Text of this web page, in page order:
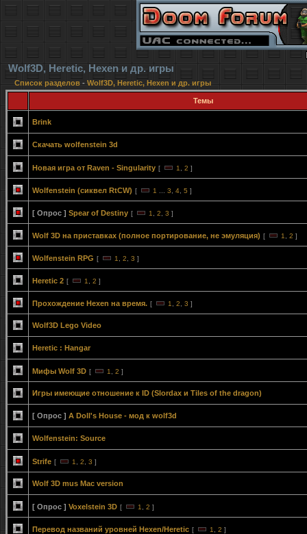
Wolf3D, Heretic, Hexen и др. игры
Список разделов - Wolf3D, Heretic, Hexen и др. игры
Темы
Brink
Скачать wolfenstein 3d
Новая игра от Raven - Singularity [ 1 2 ]
Wolfenstein (сиквел RtCW) [ 1 3 4 5 ]
[ Опрос ] Spear of Destiny [ 1 2 3 ]
Wolf 3D на приставках (полное портирование, не эмуляция) [ 1 2 ]
Wolfenstein RPG [ 1 2 3 ]
Heretic 2 [ 1 2 ]
Прохождение Hexen на время. [ 1 2 3 ]
Wolf3D Lego Video
Heretic : Hangar
Мифы Wolf 3D [ 1 2 ]
Игры имеющие отношение к ID (Slordax и Tiles of the dragon)
[ Опрос ] A Doll's House - мод к wolf3d
Wolfenstein: Source
Strife [ 1 2 3 ]
Wolf 3D mus Mac version
[ Опрос ] Voxelstein 3D [ 1 2 ]
Перевод названий уровней Hexen/Heretic [ 1 2 ]